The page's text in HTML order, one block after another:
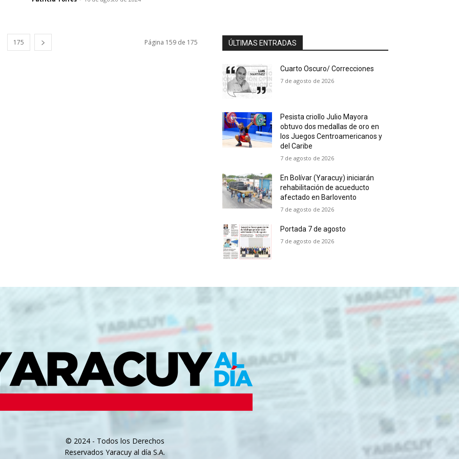
175 Página 159 de 175 ÚLTIMAS ENTRADAS
Cuarto Oscuro/ Correcciones
7 de agosto de 2026
Pesista criollo Julio Mayora
obtuvo dos medallas de oro en
los Juegos Centroamericanos y
del Caribe
7 de agosto de 2026
En Bolívar (Yaracuy) iniciarán
rehabilitación de acueducto
afectado en Barlovento
7 de agosto de 2026
Portada 7 de agosto
7 de agosto de 2026
© 2024 - Todos los Derechos
Reservados Yaracuy al día S.A.